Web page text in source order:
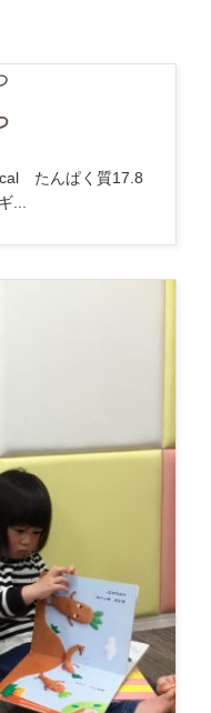
たんぱく質17.8
...